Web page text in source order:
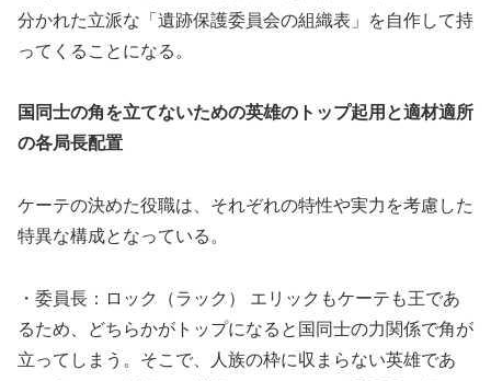
分かれた立派な「遺跡保護委員会の組織表」を自作して持
ってくることになる。
国同士の角を立てないための英雄のトップ起用と適材適所
の各局長配置
ケーテの決めた役職は、それぞれの特性や実力を考慮した
特異な構成となっている。
・委員長：ロック（ラック） エリックもケーテも王であ
るため、どちらかがトップになると国同士の力関係で角が
立ってしまう。そこで、人族の枠に収まらない英雄であ